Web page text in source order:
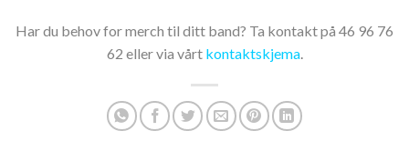
Har du behov for merch til ditt band? Ta kontakt på 46 96 76
62 eller via vårt kontaktskjema.